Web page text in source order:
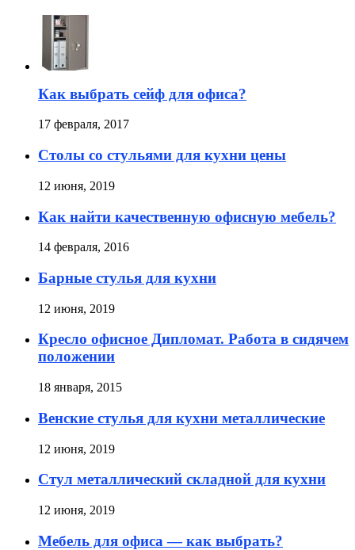
Как выбрать сейф для офиса?
17 февраля, 2017
Столы со стульями для кухни цены
12 июня, 2019
Как найти качественную офисную мебель?
14 февраля, 2016
Барные стулья для кухни
12 июня, 2019
Кресло офисное Дипломат. Работа в сидячем
положении
18 января, 2015
Венские стулья для кухни металлические
12 июня, 2019
Стул металлический складной для кухни
12 июня, 2019
Мебель для офиса — как выбрать?